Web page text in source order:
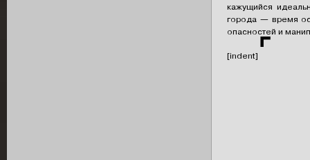
кажущийся
города — время
опасностей и
[indent] ⌜